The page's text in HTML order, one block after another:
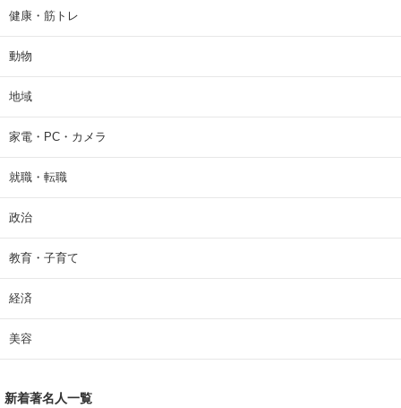
健康・筋トレ
動物
地域
家電・PC・カメラ
就職・転職
政治
教育・子育て
経済
美容
新着著名人一覧